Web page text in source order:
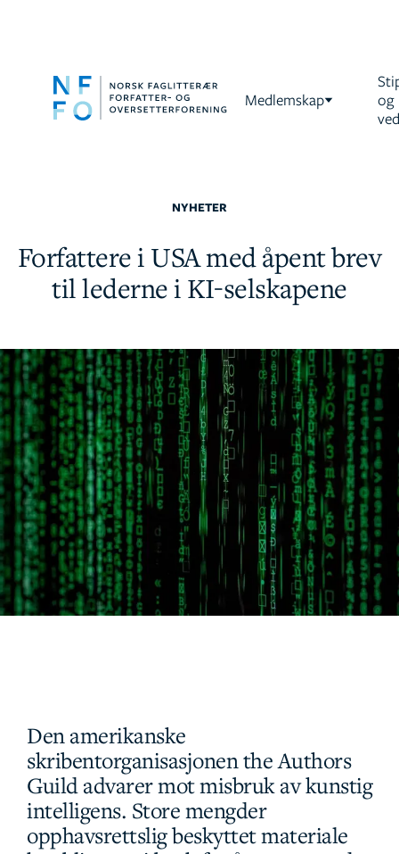
Medlemskap
og
NYHETER
Forfattere i USA med åpent brev
til lederne i KI-selskapene
Den amerikanske
skribentorganisasjonen the Authors
Guild advarer mot misbruk av kunstig
intelligens. Store mengder
opphavsrettslig beskyttet materiale